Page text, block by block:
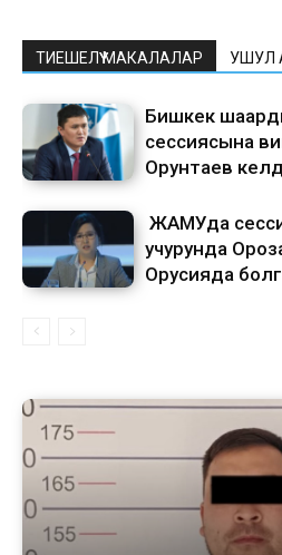
ТИЕШЕЛҮҮ МАКАЛАЛАР УШУЛ
Бишкек
сессиясына
Орунтаев
ЖАМУда
учурунда
Орусияда